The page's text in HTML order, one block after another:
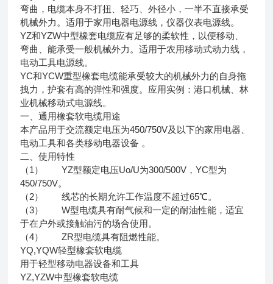
弯曲，电缆本身不打扭、轻巧、外径小，一半不直接承受
机械外力。适用于家用电器电源线，仪器仪表电源线。
YZ和YZW中型橡套电缆应有足够的柔软性，以便移动、
弯曲、能承受一般机械外力。适用于农用移动式动力线，
电动工具电源线。
YC和YCW重型橡套电缆能承受较大的机械外力的自身拖
拽力，护套有高的弹性和强度。应用实例：港口机械、林
业机械移动式电源线。
一、通用橡套软电缆用途
本产品用于交流额定电压为450/750V及以下的家用电器、
电动工具和各类移动电器设备 。
二、使用特性
（1） YZ型额定电压Uo/U为300/500V，YC型为
450/750V。
（2） 线芯的长期允许工作温度不超过65℃。
（3） W型电缆具有耐气候和一定的耐油性能，适宜
于在户外或接触油污的场合使用。
（4） ZR型电缆具有阻燃性能。
YQ,YQW轻型橡套软电缆
用于轻型移动电器设备和工具
YZ,YZW中型橡套软电缆